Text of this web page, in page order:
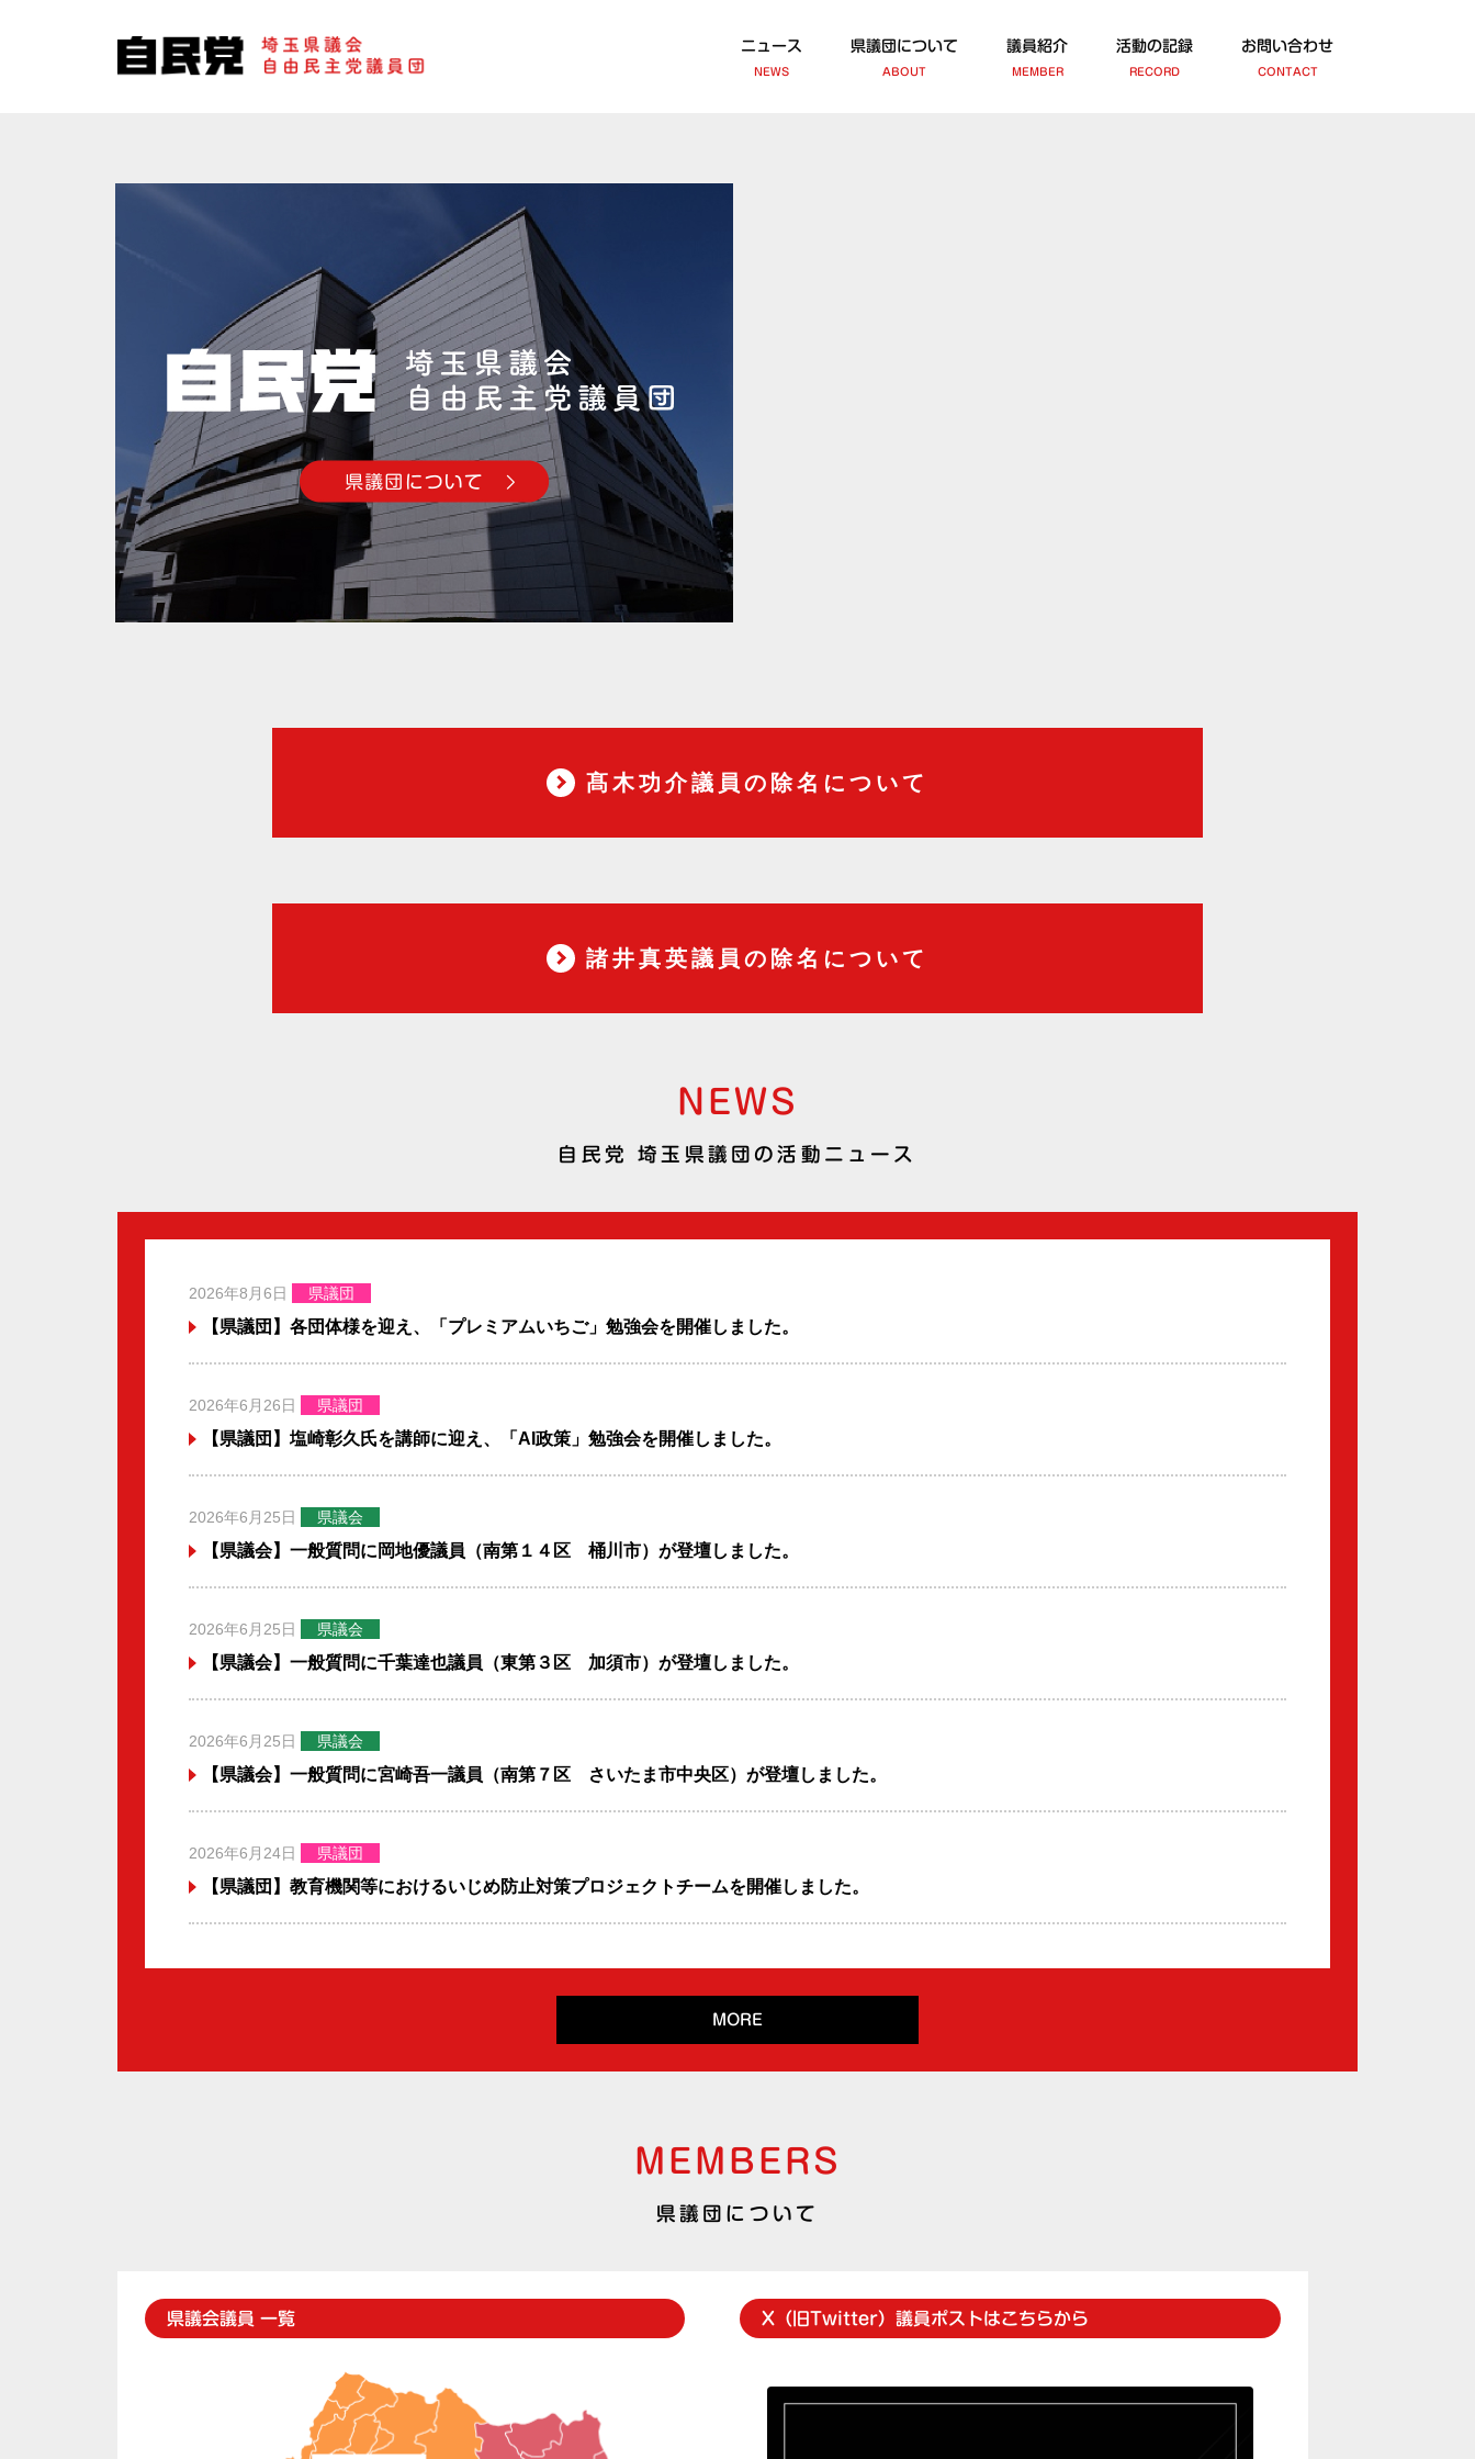
ニュース
NEWS
県議団について
ABOUT
議員紹介
MEMBER
活動の記録
RECORD
お問い合わせ
CONTACT
髙木功介議員の除名について
諸井真英議員の除名について
NEWS
自民党 埼玉県議団の活動ニュース
【県議団】各団体様を迎え、「プレミアムいちご」勉強会を開催しました。
2026年8月6日 県議団
【県議団】塩崎彰久氏を講師に迎え、「AI政策」勉強会を開催しました。
2026年6月26日 県議団
【県議会】一般質問に岡地優議員（南第１４区 桶川市）が登壇しました。
2026年6月25日 県議会
【県議会】一般質問に千葉達也議員（東第３区 加須市）が登壇しました。
2026年6月25日 県議会
【県議会】一般質問に宮崎吾一議員（南第７区 さいたま市中央区）が登壇しました。
2026年6月25日 県議会
【県議団】教育機関等におけるいじめ防止対策プロジェクトチームを開催しました。
2026年6月24日 県議団
MORE
MEMBERS
県議団について
県議会議員 一覧 X（旧Twitter）議員ポストはこちらから